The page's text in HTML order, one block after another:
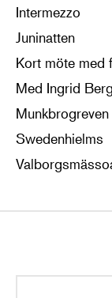
Intermezzo
Juninatten
Kort möte med
Med Ingrid
Munkbrogreven
Swedenhielms